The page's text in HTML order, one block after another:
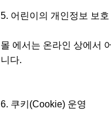
5. 어린이의 개인정보 보호
몰 에서는 온라인 상에서
니다.
6. 쿠키(Cookie) 운영